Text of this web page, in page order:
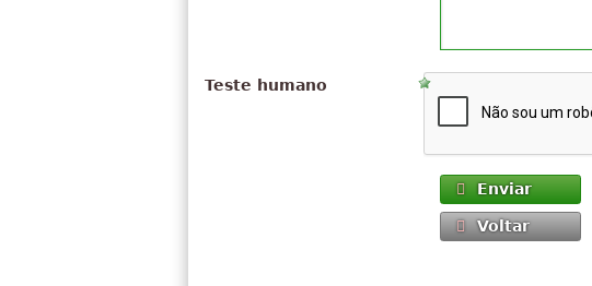
Teste humano
Enviar
Voltar